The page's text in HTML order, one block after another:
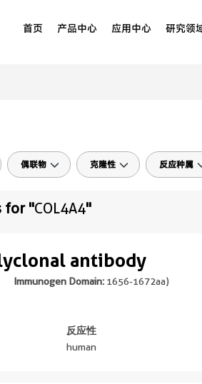
首页 产品中心 应用中心 研究领
偶联物 克隆性 反应种属
for "COL4A4"
antibody
Immunogen Domain: 1656-1672aa)
反应性
human